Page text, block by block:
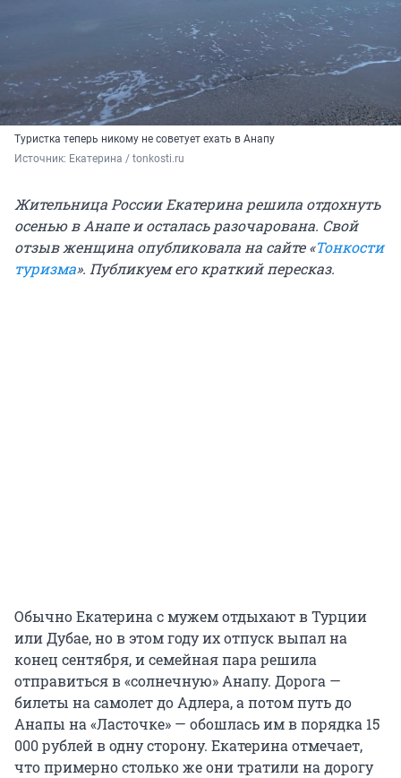
Туристка теперь никому не советует ехать в Анапу
Источник: Екатерина / tonkosti.ru
Жительница России Екатерина решила отдохнуть
осенью в Анапе и осталась разочарована. Свой
отзыв женщина опубликовала на сайте «Тонкости
туризма». Публикуем его краткий пересказ.
Обычно Екатерина с мужем отдыхают в Турции
или Дубае, но в этом году их отпуск выпал на
конец сентября, и семейная пара решила
отправиться в «солнечную» Анапу. Дорога —
билеты на самолет до Адлера, а потом путь до
Анапы на «Ласточке» — обошлась им в порядка 15
000 рублей в одну сторону. Екатерина отмечает,
что примерно столько же они тратили на дорогу